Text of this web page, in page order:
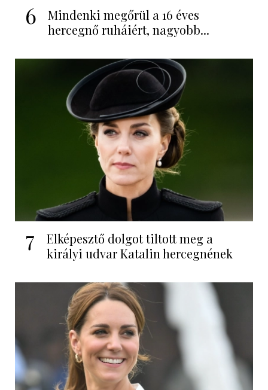
6
Mindenki megőrül a 16 éves
hercegnő ruháiért, nagyobb...
7
Elképesztő dolgot tiltott meg a
királyi udvar Katalin hercegnének